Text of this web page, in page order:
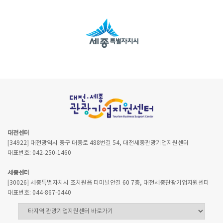
대전센터
[34922] 대전광역시 중구 대종로 488번길 54, 대전세종관광기업지원센터
대표번호: 042-250-1460
세종센터
[30026] 세종특별자치시 조치원읍 터미널안길 60 7층, 대전세종관광기업지원센터
대표번호: 044-867-0440